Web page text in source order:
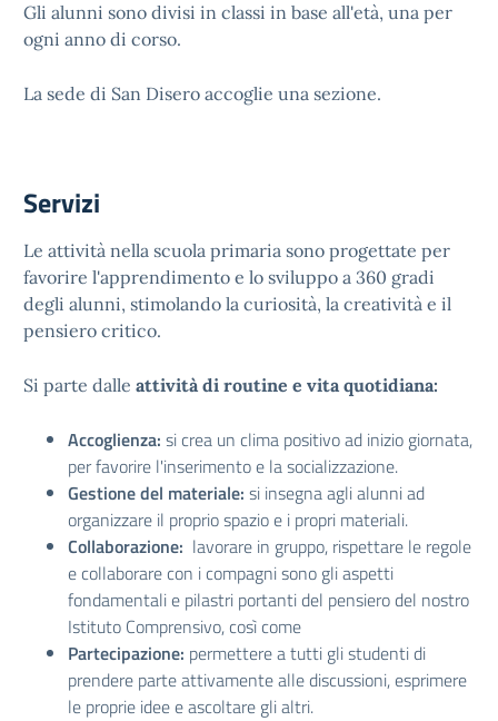
Gli alunni sono divisi in classi in base all'età, una per
ogni anno di corso.
La sede di San Disero accoglie una sezione.
Servizi
Le attività nella scuola primaria sono progettate per
favorire l'apprendimento e lo sviluppo a 360 gradi
degli alunni, stimolando la curiosità, la creatività e il
pensiero critico.
Si parte dalle attività di routine e vita quotidiana:
Accoglienza: si crea un clima positivo ad inizio giornata,
per favorire l'inserimento e la socializzazione.
Gestione del materiale: si insegna agli alunni ad
organizzare il proprio spazio e i propri materiali.
Collaborazione: lavorare in gruppo, rispettare le regole
e collaborare con i compagni sono gli aspetti
fondamentali e pilastri portanti del pensiero del nostro
Istituto Comprensivo, così come
Partecipazione: permettere a tutti gli studenti di
prendere parte attivamente alle discussioni, esprimere
le proprie idee e ascoltare gli altri.